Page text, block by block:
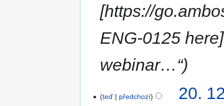
[https://
ENG-0125
webinar…“
teď předchozí
20.